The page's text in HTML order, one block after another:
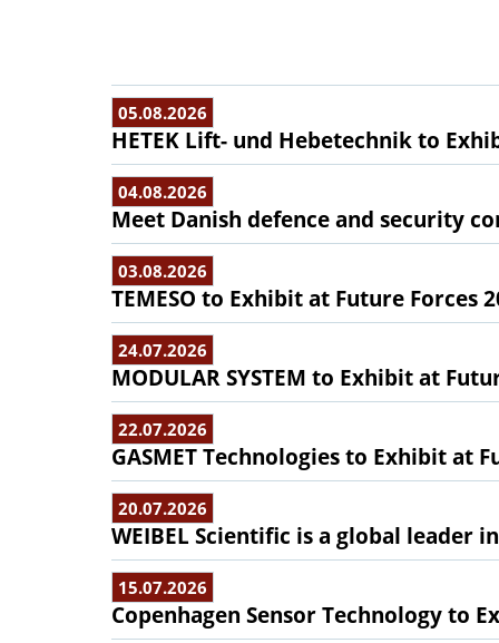
05.08.2026
HETEK Lift- und Hebetechnik to
04.08.2026
Meet Danish defence and security
03.08.2026
TEMESO to Exhibit at Future Forces
24.07.2026
MODULAR SYSTEM to Exhibit at
22.07.2026
GASMET Technologies to Exhibit at
20.07.2026
WEIBEL Scientific is a global leader
15.07.2026
Copenhagen Sensor Technology to